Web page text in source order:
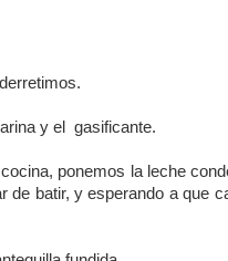
y el gasificante.
ponemos la leche
de batir, y esperando a que